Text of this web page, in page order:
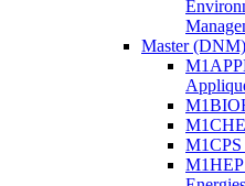
Master (DNM)
M1CPS
M1HEP